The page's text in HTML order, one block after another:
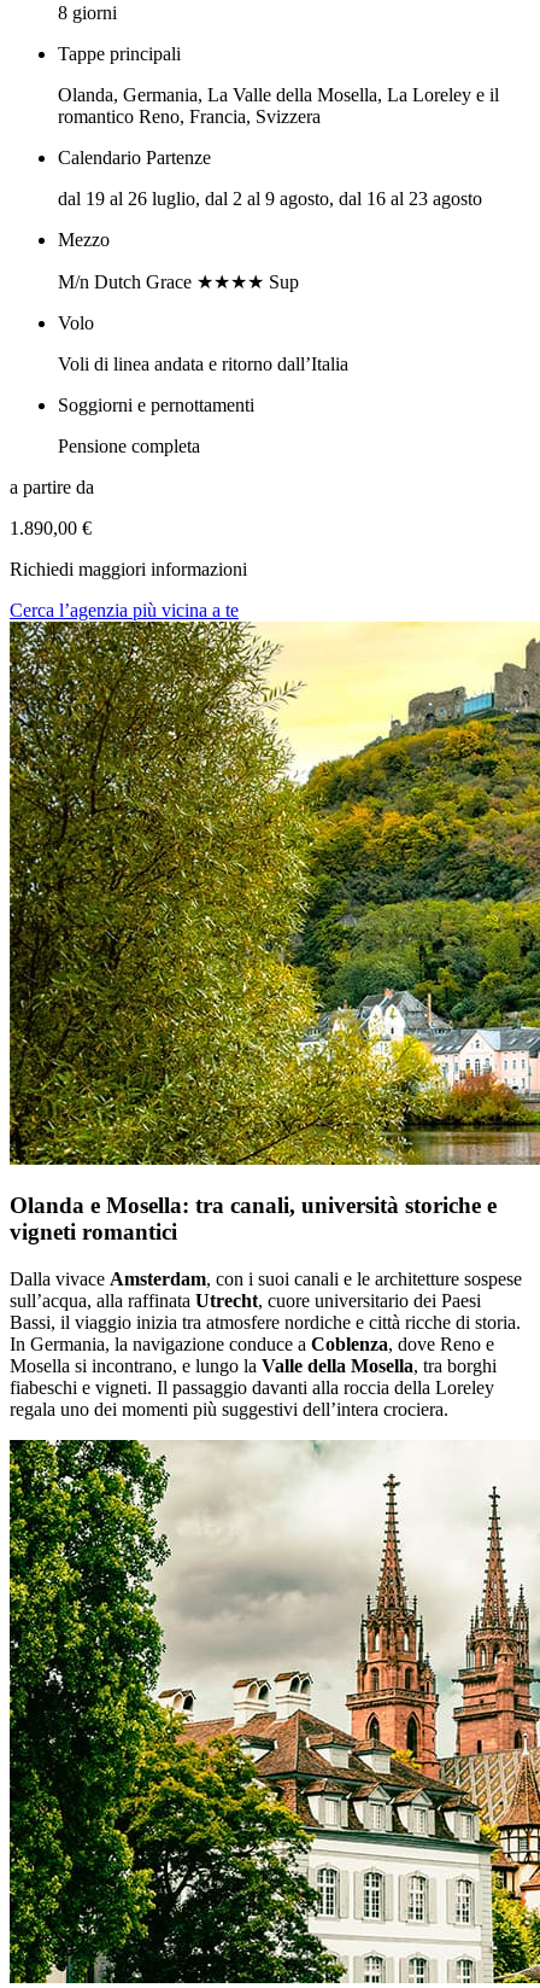
8 giorni
Tappe principali
Olanda, Germania, La Valle della Mosella, La Loreley e il
romantico Reno, Francia, Svizzera
Calendario Partenze
dal 19 al 26 luglio, dal 2 al 9 agosto, dal 16 al 23 agosto
Mezzo
M/n Dutch Grace ★★★★ Sup
Volo
Voli di linea andata e ritorno dall’Italia
Soggiorni e pernottamenti
Pensione completa
a partire da
1.890,00 €
Richiedi maggiori informazioni
Cerca l’agenzia più vicina a te
Olanda e Mosella: tra canali, università storiche e
vigneti romantici
Dalla vivace Amsterdam, con i suoi canali e le architetture sospese
sull’acqua, alla raffinata Utrecht, cuore universitario dei Paesi
Bassi, il viaggio inizia tra atmosfere nordiche e città ricche di storia.
In Germania, la navigazione conduce a Coblenza, dove Reno e
Mosella si incontrano, e lungo la Valle della Mosella, tra borghi
fiabeschi e vigneti. Il passaggio davanti alla roccia della Loreley
regala uno dei momenti più suggestivi dell’intera crociera.